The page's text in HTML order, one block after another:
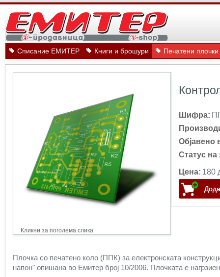
Списание ЕМИТЕР Книги и брошури Печатени
Кликни за поголема слика
Шифра:
Објавено
Статус на
Цена: 180
Плочка со печатено коло (ППК) за електронската
напон" опишана во Емитер број 10/2006. Плочката е